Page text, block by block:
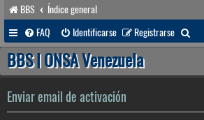
BBS
Índice general
FAQ
Identificarse Registrarse
u
a
BBS | ONSA Venezuela
Enviar email de activación